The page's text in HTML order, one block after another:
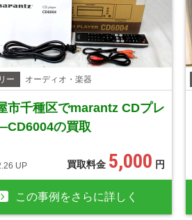
ー オーディオ・楽器
市千種区でmarantz CDプレ
の買取
UP 買取料金 5,000 円
この事例をさらに詳しく